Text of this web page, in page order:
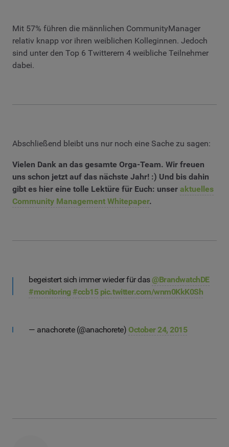
Mit 57% führen die männlichen CommunityManager
relativ knapp vor ihren weiblichen Kolleginnen. Jedoch
sind unter den Top 6 Twitterern 4 weibliche Teilnehmer
dabei.
Abschließend bleibt uns nur noch eine Sache zu sagen:
Vielen Dank an das gesamte Orga-Team. Wir freuen
uns schon jetzt auf das nächste Jahr! :) Und bis dahin
gibt es hier eine tolle Lektüre für Euch: unser aktuelles
Community Management Whitepaper.
begeistert sich immer wieder für das @BrandwatchDE
#monitoring #ccb15 pic.twitter.com/wnm0KkK0Sh
— anachorete (@anachorete)October 24, 2015